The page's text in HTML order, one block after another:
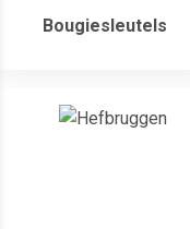
Bougiesleutels